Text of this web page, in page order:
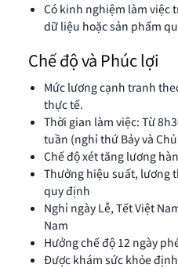
Có kinh nghiệm làm việc
dữ liệu hoặc sản phẩm
Chế độ và Phúc lợi
Mức lương cạnh tranh
thực tế.
Thời gian làm việc: Từ
tuần (nghỉ thứ Bảy và
Chế độ xét tăng lương
Thưởng hiệu suất, lương
quy định
Nghỉ ngày Lễ, Tết Việt
Nam
Hưởng chế độ 12 ngày
Được khám sức khỏe